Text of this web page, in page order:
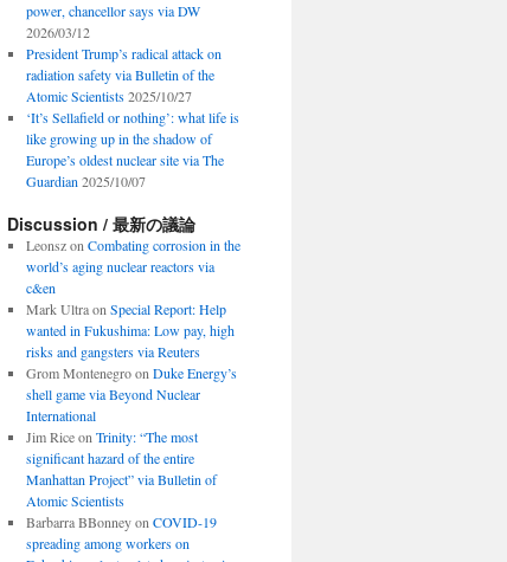
power, chancellor says via DW
2026/03/12
President Trump’s radical attack on
radiation safety via Bulletin of the
Atomic Scientists 2025/10/27
‘It’s Sellafield or nothing’: what life is
like growing up in the shadow of
Europe’s oldest nuclear site via The
Guardian 2025/10/07
Discussion / 最新の議論
Leonszon Combating corrosion in the
world’s aging nuclear reactors via
c&en
Mark Ultraon Special Report: Help
wanted in Fukushima: Low pay, high
risks and gangsters via Reuters
Grom Montenegroon Duke Energy’s
shell game via Beyond Nuclear
International
Jim Riceon Trinity: “The most
significant hazard of the entire
Manhattan Project” via Bulletin of
Atomic Scientists
Barbarra BBonneyon COVID-19
spreading among workers on